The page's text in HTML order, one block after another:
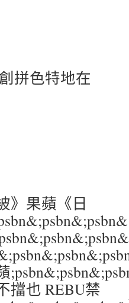
拼色特地在
》果蘋《日
擋也 REBU禁